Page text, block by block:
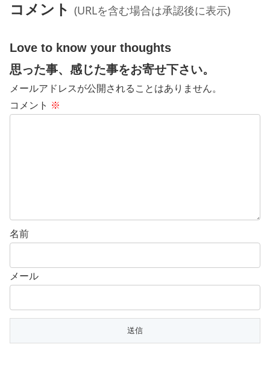
コメント (URLを含む場合は承認後に表示)
Love to know your thoughts
思った事、感じた事をお寄せ下さい。
メールアドレスが公開されることはありません。
コメント ※
名前
メール